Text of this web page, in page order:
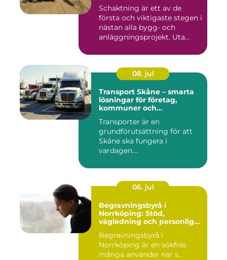
Schaktning är ett av de
första och viktigaste stegen i
nästan alla bygg- och
anläggningsprojekt. Uta...
08. jul
Transport Skåne – smarta
lösningar för företag,
kommuner och
Transporter är en
grundförutsättning för att
Skåne ska fungera i
vardagen....
06. jul
Begravningsbyrå i
Norrköping: Stöd,
vägledning och personliga
Begravningsbyrå i
Norrköping är en sökfras
många använder när s...